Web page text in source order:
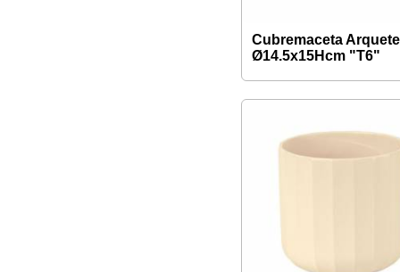
Cubremaceta
Ø14.5x15Hcm "T6"